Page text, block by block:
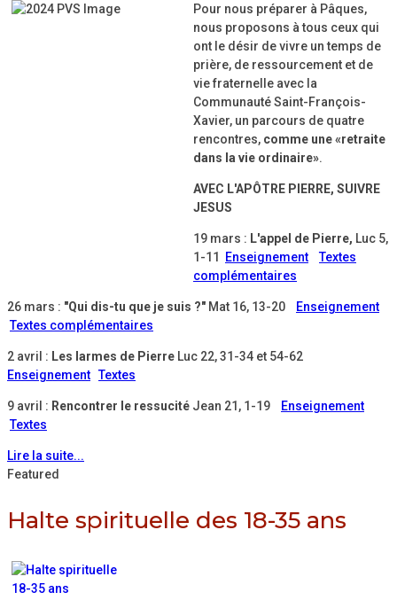
Pour nous préparer à Pâques,
nous proposons à tous ceux qui
ont le désir de vivre un temps de
prière, de ressourcement et de
vie fraternelle avec la
Communauté Saint-François-
Xavier, un parcours de quatre
rencontres, comme une «retraite
dans la vie ordinaire».
AVEC L'APÔTRE PIERRE, SUIVRE
JESUS
19 mars : L'appel de Pierre, Luc 5,
1-11
Enseignement
Textes
complémentaires
26 mars : "Qui dis-tu que je suis ?" Mat 16, 13-20
Enseignement
Textes complémentaires
2 avril : Les larmes de Pierre Luc 22, 31-34 et 54-62
Enseignement Textes
9 avril : Rencontrer le ressucité Jean 21, 1-19
Enseignement
Textes
Lire la suite...
Featured
Halte spirituelle des 18-35 ans